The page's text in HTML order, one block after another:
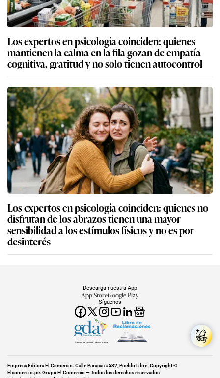
Los expertos en psicología coinciden: quienes
mantienen la calma en la fila gozan de empatía
cognitiva, gratitud y no solo tienen autocontrol
Los expertos en psicología coinciden: quienes no
disfrutan de los abrazos tienen una mayor
sensibilidad a los estímulos físicos y no es por
desinterés
Síguenos
Descarga nuestra App
App StoreGoogle Play
Miembro del Grupo de Diarios América
Empresa Editora El Comercio. Calle Paracas #532, Pueblo Libre. Copyright ©
Elcomercio.pe. Grupo El Comercio — Todos los derechos reservados